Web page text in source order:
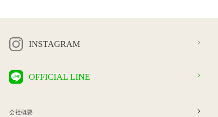
INSTAGRAM
OFFICIAL LINE
会社概要